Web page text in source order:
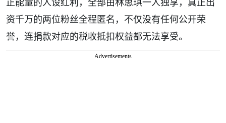
资千万的两位粉丝全程匿名，不仅没有任何公开荣
誉，连捐款对应的税收抵扣权益都无法享受。
Advertisements